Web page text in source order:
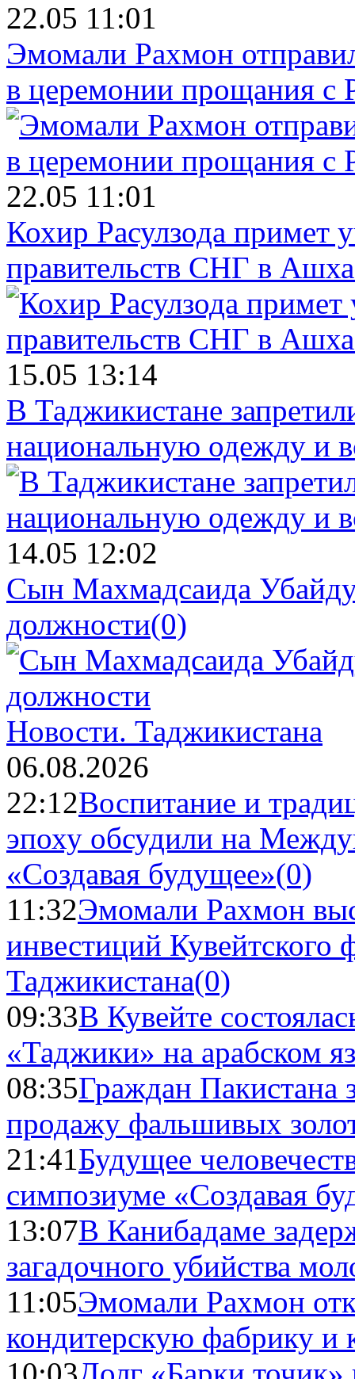
22.05 11:01
Эмомали Рахмон
в церемонии прощания с
22.05 11:01
Кохир Расулзода примет
правительств СНГ в
15.05 13:14
В Таджикистане
национальную одежду и
14.05 12:02
Сын Махмадсаида
должности(0)
Новости. Таджикистана
06.08.2026
22:12Воспитание и
эпоху обсудили на
«Создавая будущее»(0)
11:32Эмомали Рахмон
инвестиций Кувейтского
Таджикистана(0)
09:33В Кувейте
«Таджики» на арабском
08:35Граждан Пакистана
продажу фальшивых
21:41Будущее
симпозиуме «Создавая
13:07В Канибадаме
загадочного убийства
11:05Эмомали Рахмон
кондитерскую фабрику и